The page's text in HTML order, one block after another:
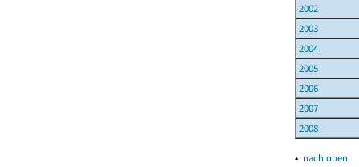
2002
2003
2004
2005
2006
2007
2008
▴ nach oben